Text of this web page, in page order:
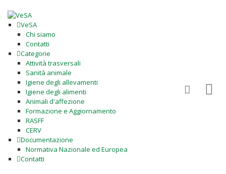
VeSA
Chi siamo
Contatti
Categorie
Attività trasversali
Sanità animale
Igiene degli allevamenti
Igiene degli alimenti
Animali d'affezione
Formazione e Aggiornamento
RASFF
CERV
Documentazione
Normativa Nazionale ed Europea
Contatti